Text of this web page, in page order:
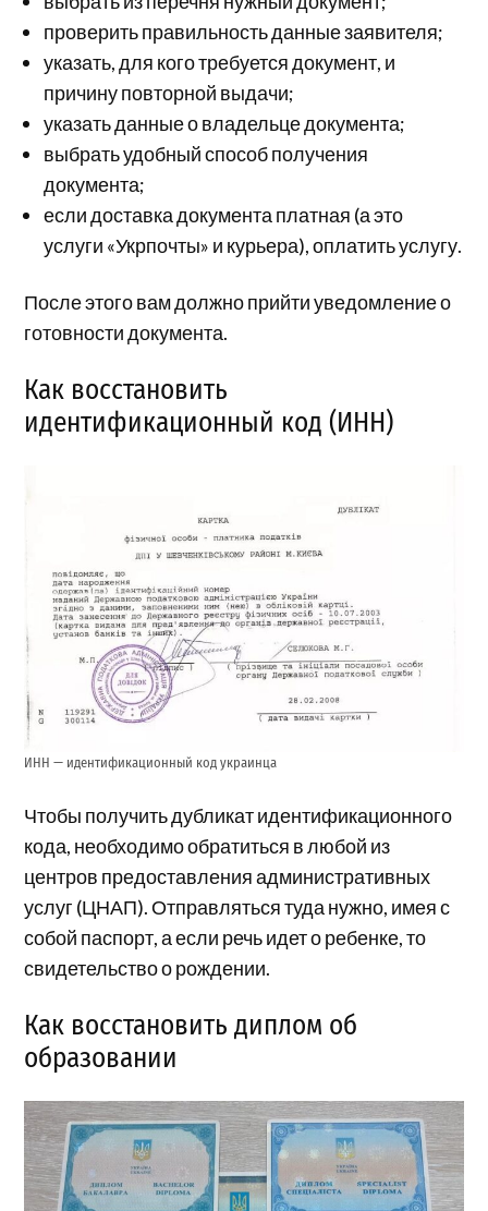
проверить правильность данные заявителя;
указать, для кого требуется документ, и
причину повторной выдачи;
указать данные о владельце документа;
выбрать удобный способ получения
документа;
если доставка документа платная (а это
услуги «Укрпочты» и курьера), оплатить услугу.
После этого вам должно прийти уведомление о
готовности документа.
Как восстановить
идентификационный код (ИНН)
ИНН — идентификационный код украинца
Чтобы получить дубликат идентификационного
кода, необходимо обратиться в любой из
центров предоставления административных
услуг (ЦНАП). Отправляться туда нужно, имея с
собой паспорт, а если речь идет о ребенке, то
свидетельство о рождении.
Как восстановить диплом об
образовании